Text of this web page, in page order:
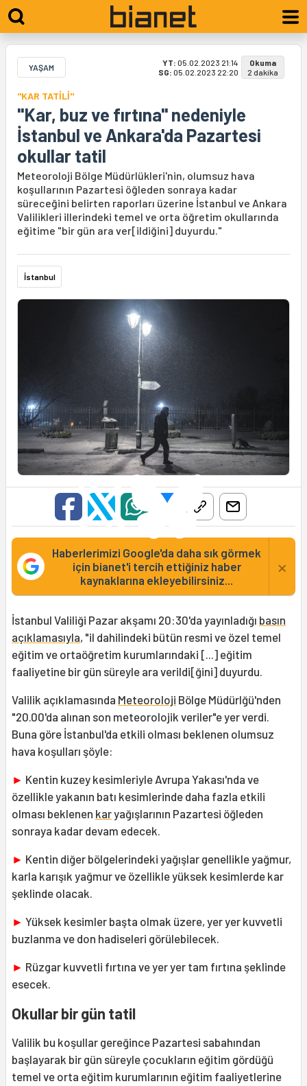
YAŞAM YT: 05.02.2023 21:14
SG: 05.02.2023 22:20
Okuma
2 dakika
"KAR TATİLİ"
"Kar, buz ve fırtına" nedeniyle
İstanbul ve Ankara'da Pazartesi
okullar tatil
Meteoroloji Bölge Müdürlükleri'nin, olumsuz hava
koşullarının Pazartesi öğleden sonraya kadar
süreceğini belirten raporları üzerine İstanbul ve Ankara
Valilikleri illerindeki temel ve orta öğretim okullarında
eğitime "bir gün ara ver[ildiğini] duyurdu."
İstanbul
Haberlerimizi Google'da daha sık görmek
için bianet'i tercih ettiğiniz haber
kaynaklarına ekleyebilirsiniz...
×
İstanbul Valiliği Pazar akşamı 20:30'da yayınladığı basın
açıklamasıyla, "il dahilindeki bütün resmi ve özel temel
eğitim ve ortaöğretim kurumlarındaki [...] eğitim
faaliyetine bir gün süreyle ara verildi[ğini] duyurdu.
Valilik açıklamasında Meteoroloji Bölge Müdürlğü'nden
"20.00'da alınan son meteorolojik veriler"e yer verdi.
Buna göre İstanbul'da etkili olması beklenen olumsuz
hava koşulları şöyle:
► Kentin kuzey kesimleriyle Avrupa Yakası'nda ve
özellikle yakanın batı kesimlerinde daha fazla etkili
olması beklenen karyağışlarının Pazartesi öğleden
sonraya kadar devam edecek.
► Kentin diğer bölgelerindeki yağışlar genellikle yağmur,
karla karışık yağmur ve özellikle yüksek kesimlerde kar
şeklinde olacak.
► Yüksek kesimler başta olmak üzere, yer yer kuvvetli
buzlanma ve don hadiseleri görülebilecek.
► Rüzgar kuvvetli fırtına ve yer yer tam fırtına şeklinde
esecek.
Okullar bir gün tatil
Valilik bu koşullar gereğince Pazartesi sabahından
başlayarak bir gün süreyle çocukların eğitim gördüğü
temel ve orta eğitim kurumlarının eğitim faaliyetlerine